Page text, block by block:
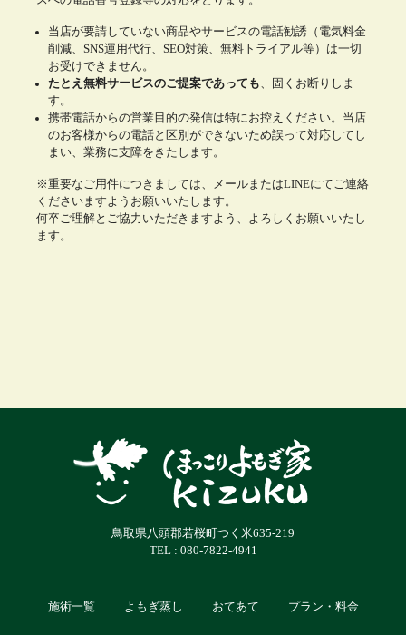
当店が要請していない商品やサービスの電話勧誘（電気料金
削減、SNS運用代行、SEO対策、無料トライアル等）は一切
お受けできません。
たとえ無料サービスのご提案であっても 、固くお断りしま
す。
携帯電話からの営業目的の発信は特にお控えください。当店
のお客様からの電話と区別ができないため誤って対応してし
まい、業務に支障をきたします。
※重要なご用件につきましては、メールまたはLINEにてご連絡
くださいますようお願いいたします。
何卒ご理解とご協力いただきますよう、よろしくお願いいたし
ます。
鳥取県八頭郡若桜町つく米635-219
TEL : 080-7822-4941
施術一覧 よもぎ蒸し おてあて プラン・料金